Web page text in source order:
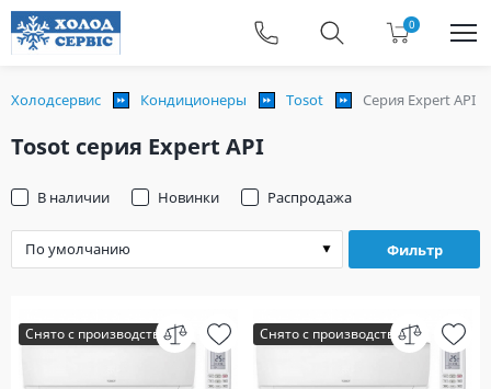
0
Холодсервис Кондиционеры Tosot Серия Expert API
Tosot серия Expert API
Фильтр
В наличии Новинки Распродажа
Снято с производства Снято с производства